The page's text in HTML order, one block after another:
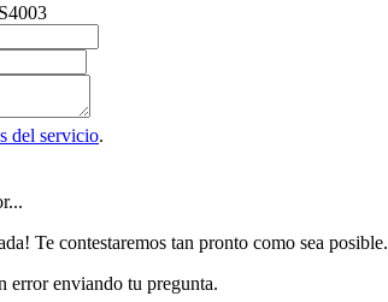
del servicio.
Te contestaremos tan pronto como sea posible.
error enviando tu pregunta.